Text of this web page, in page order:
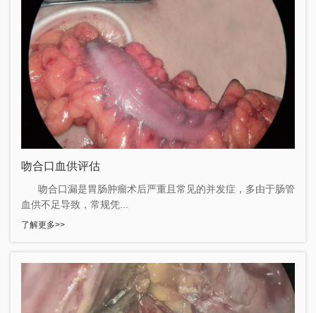
吻合口血供评估
吻合口漏是胃肠肿瘤术后严重且常见的并发症，多由于肠管
血供不足导致，常规凭...
了解更多>>